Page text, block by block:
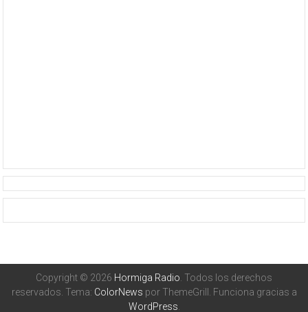
Copyright © 2026 Hormiga Radio. Todos los derechos
reservados. Tema: ColorNews por ThemeGrill. Funciona gracias a
WordPress.